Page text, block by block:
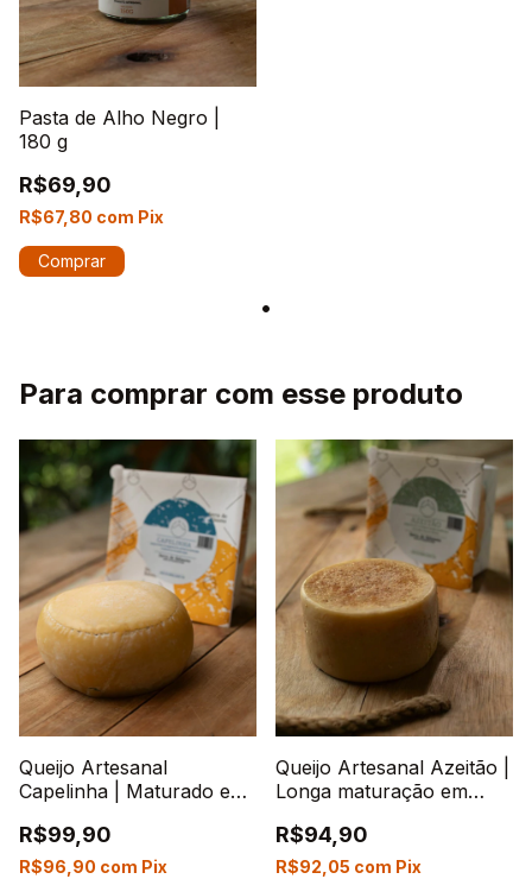
Pasta de Alho Negro |
180 g
R$69,90
R$67,80 com Pix
Para comprar com esse produto
Queijo Artesanal
Capelinha | Maturado em
R$99,90
R$96,90 com Pix
Queijo Artesanal Azeitão |
Longa maturação em
R$94,90
R$92,05 com Pix